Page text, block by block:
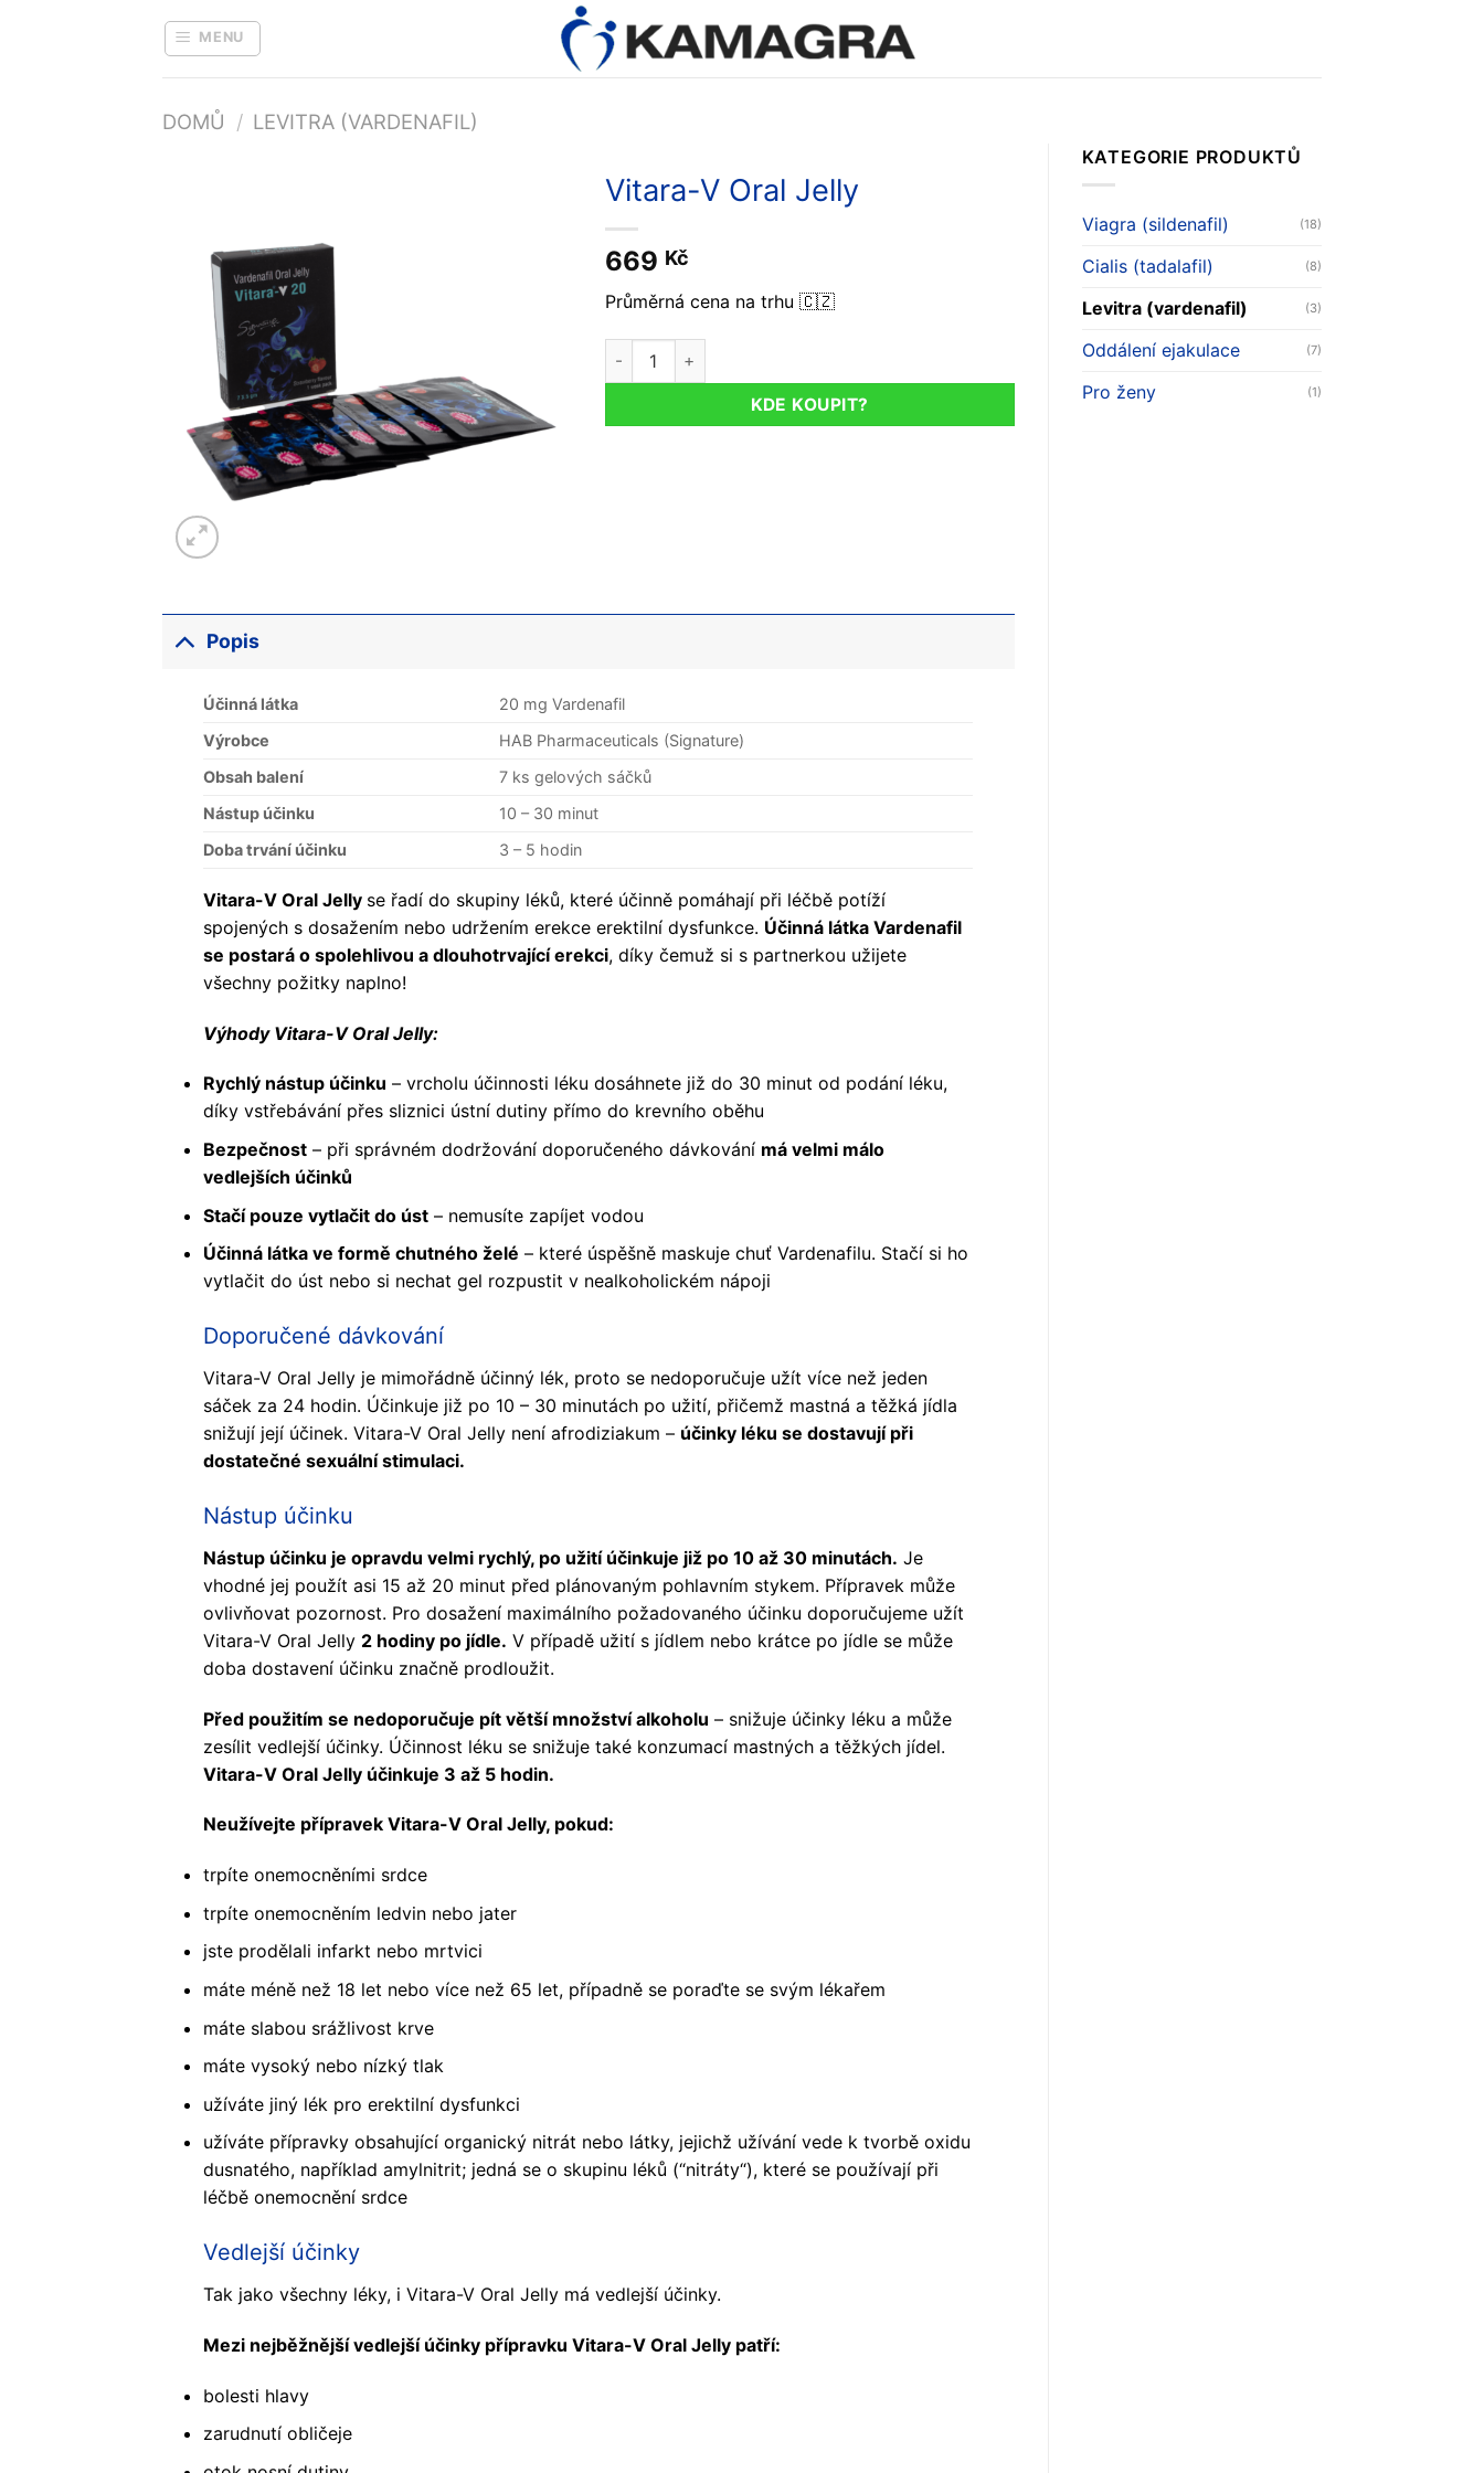
MENU
DOMŮ / LEVITRA (VARDENAFIL)
KATEGORIE PRODUKTŮ
Viagra (sildenafil) (18)
Cialis (tadalafil) (8)
Levitra (vardenafil) (3)
Oddálení ejakulace (7)
Pro ženy (1)
Vitara-V Oral Jelly
669 Kč
Průměrná cena na trhu 🇨🇿
Vitara-V Oral Jelly množství
KDE KOUPIT?
Popis
Účinná látka
20 mg Vardenafil
Výrobce
HAB Pharmaceuticals (Signature)
Obsah balení
7 ks gelových sáčků
Nástup účinku
10 – 30 minut
Doba trvání účinku
3 – 5 hodin
Vitara-V Oral Jelly se řadí do skupiny léků, které účinně pomáhají při léčbě potíží
spojených s dosažením nebo udržením erekce erektilní dysfunkce. Účinná látka Vardenafil
se postará o spolehlivou a dlouhotrvající erekci, díky čemuž si s partnerkou užijete
všechny požitky naplno!
Výhody Vitara-V Oral Jelly:
Rychlý nástup účinku – vrcholu účinnosti léku dosáhnete již do 30 minut od podání léku,
díky vstřebávání přes sliznici ústní dutiny přímo do krevního oběhu
Bezpečnost– při správném dodržování doporučeného dávkování má velmi málo
vedlejších účinků
Stačí pouze vytlačit do úst– nemusíte zapíjet vodou
Účinná látka ve formě chutného želé – které úspěšně maskuje chuť Vardenafilu. Stačí si ho
vytlačit do úst nebo si nechat gel rozpustit v nealkoholickém nápoji
Doporučené dávkování
Vitara-V Oral Jelly je mimořádně účinný lék, proto se nedoporučuje užít více než jeden
sáček za 24 hodin. Účinkuje již po 10 – 30 minutách po užití, přičemž mastná a těžká jídla
snižují její účinek. Vitara-V Oral Jelly není afrodiziakum – účinky léku se dostavují při
dostatečné sexuální stimulaci.
Nástup účinku
Nástup účinku je opravdu velmi rychlý, po užití účinkuje již po 10 až 30 minutách. Je
vhodné jej použít asi 15 až 20 minut před plánovaným pohlavním stykem. Přípravek může
ovlivňovat pozornost. Pro dosažení maximálního požadovaného účinku doporučujeme užít
Vitara-V Oral Jelly 2 hodiny po jídle. V případě užití s jídlem nebo krátce po jídle se může
doba dostavení účinku značně prodloužit.
Před použitím se nedoporučuje pít větší množství alkoholu – snižuje účinky léku a může
zesílit vedlejší účinky. Účinnost léku se snižuje také konzumací mastných a těžkých jídel.
Vitara-V Oral Jelly účinkuje 3 až 5 hodin.
Neužívejte přípravek Vitara-V Oral Jelly, pokud:
trpíte onemocněními srdce
trpíte onemocněním ledvin nebo jater
jste prodělali infarkt nebo mrtvici
máte méně než 18 let nebo více než 65 let, případně se poraďte se svým lékařem
máte slabou srážlivost krve
máte vysoký nebo nízký tlak
užíváte jiný lék pro erektilní dysfunkci
užíváte přípravky obsahující organický nitrát nebo látky, jejichž užívání vede k tvorbě oxidu
dusnatého, například amylnitrit; jedná se o skupinu léků (“nitráty“), které se používají při
léčbě onemocnění srdce
Vedlejší účinky
Tak jako všechny léky, i Vitara-V Oral Jelly má vedlejší účinky.
Mezi nejběžnější vedlejší účinky přípravku Vitara-V Oral Jelly patří:
bolesti hlavy
zarudnutí obličeje